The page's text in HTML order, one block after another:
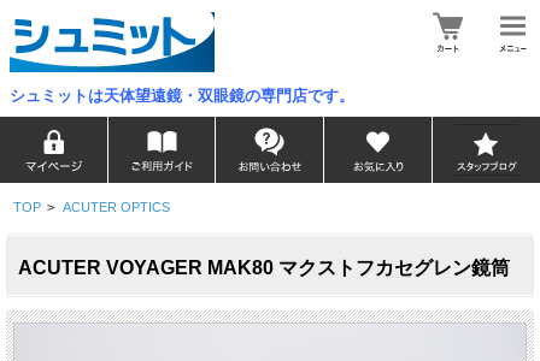
シュミットは天体望遠鏡・双眼鏡の専門店です。
TOP > ACUTER OPTICS
ACUTER VOYAGER MAK80 マクストフカセグレン鏡筒